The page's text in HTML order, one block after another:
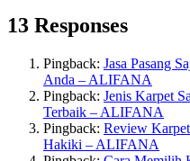
13 Responses
Pingback: Jasa Pasang
Anda – ALIFANA
Pingback: Jenis Karpet
Terbaik – ALIFANA
Pingback: Review
Hakiki – ALIFANA